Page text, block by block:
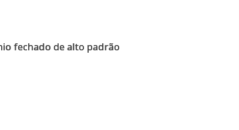
fechado de alto padrão